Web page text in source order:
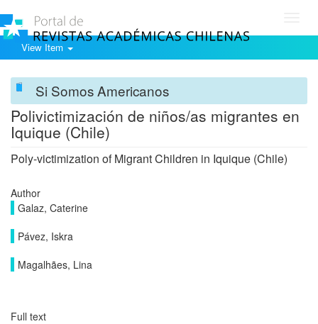
View Item
Si Somos Americanos
Polivictimización de niños/as migrantes en
Iquique (Chile)
Poly-victimization of Migrant Children in Iquique (Chile)
Author
Galaz, Caterine
Pávez, Iskra
Magalhães, Lina
Full text